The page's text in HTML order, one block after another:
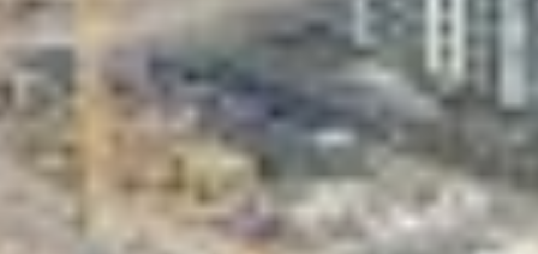
Lasten Lysti & LystiKylä-festivaali
Ohje
English